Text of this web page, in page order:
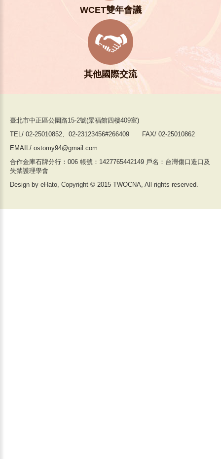
WCET雙年會議
其他國際交流
臺北市中正區公園路15-2號(景福館四樓409室)
TEL/ 02-25010852、02-23123456#266409 FAX/ 02-25010862
EMAIL/ ostomy94@gmail.com
合作金庫石牌分行：006 帳號：1427765442149 戶名：台灣傷口造口及
失禁護理學會
Design by eHato, Copyright © 2015 TWOCNA, All rights reserved.